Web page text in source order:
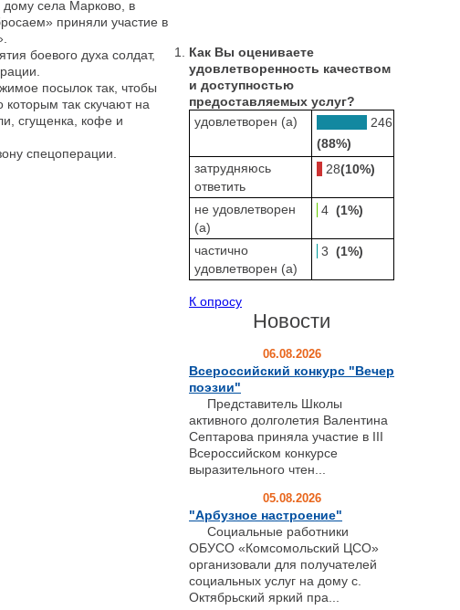
дому села Марково, в
приняли участие в
боевого духа солдат,
посылок так, чтобы
так скучают на
сгущенка, кофе и
спецоперации.
Как Вы оцениваете
удовлетворенность качеством
и доступностью
предоставляемых услуг?
удовлетворен (а)
246
(88%)
затрудняюсь
ответить
28(10%)
не удовлетворен
(а)
4 (1%)
частично
удовлетворен (а)
3 (1%)
К опросу
Новости
06.08.2026
Всероссийский конкурс "Вечер
поэзии"
Представитель Школы
активного долголетия Валентина
Септарова приняла участие в III
Всероссийском конкурсе
выразительного чтен...
05.08.2026
"Арбузное настроение"
Социальные работники
ОБУСО «Комсомольский ЦСО»
организовали для получателей
социальных услуг на дому с.
Октябрьский яркий пра...